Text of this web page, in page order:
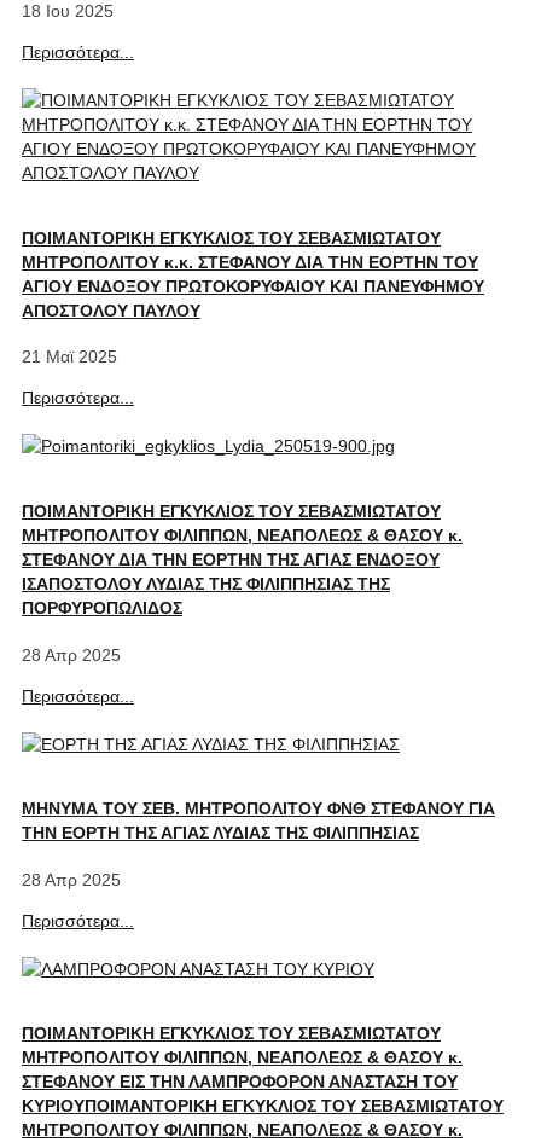
18 Ιου 2025
Περισσότερα...
ΠΟΙΜΑΝΤΟΡΙΚΗ ΕΓΚΥΚΛΙΟΣ ΤΟΥ ΣΕΒΑΣΜΙΩΤΑΤΟΥ
ΜΗΤΡΟΠΟΛΙΤΟΥ κ.κ. ΣΤΕΦΑΝΟΥ ΔΙΑ ΤΗΝ ΕΟΡΤΗΝ ΤΟΥ
ΑΓΙΟΥ ΕΝΔΟΞΟΥ ΠΡΩΤΟΚΟΡΥΦΑΙΟΥ ΚΑΙ ΠΑΝΕΥΦΗΜΟΥ
ΑΠΟΣΤΟΛΟΥ ΠΑΥΛΟΥ
21 Μαϊ 2025
Περισσότερα...
ΠΟΙΜΑΝΤΟΡΙΚΗ ΕΓΚΥΚΛΙΟΣ ΤΟΥ ΣΕΒΑΣΜΙΩΤΑΤΟΥ
ΜΗΤΡΟΠΟΛΙΤΟΥ ΦΙΛΙΠΠΩΝ, ΝΕΑΠΟΛΕΩΣ & ΘΑΣΟΥ κ.
ΣΤΕΦΑΝΟΥ ΔΙΑ ΤΗΝ ΕΟΡΤΗΝ ΤΗΣ ΑΓΙΑΣ ΕΝΔΟΞΟΥ
ΙΣΑΠΟΣΤΟΛΟΥ ΛΥΔΙΑΣ ΤΗΣ ΦΙΛΙΠΠΗΣΙΑΣ ΤΗΣ
ΠΟΡΦΥΡΟΠΩΛΙΔΟΣ
28 Απρ 2025
Περισσότερα...
ΜΗΝΥΜΑ ΤΟΥ ΣΕΒ. ΜΗΤΡΟΠΟΛΙΤΟΥ ΦΝΘ ΣΤΕΦΑΝΟΥ ΓΙΑ
ΤΗΝ ΕΟΡΤΗ ΤΗΣ ΑΓΙΑΣ ΛΥΔΙΑΣ ΤΗΣ ΦΙΛΙΠΠΗΣΙΑΣ
28 Απρ 2025
Περισσότερα...
ΠΟΙΜΑΝΤΟΡΙΚΗ ΕΓΚΥΚΛΙΟΣ ΤΟΥ ΣΕΒΑΣΜΙΩΤΑΤΟΥ
ΜΗΤΡΟΠΟΛΙΤΟΥ ΦΙΛΙΠΠΩΝ, ΝΕΑΠΟΛΕΩΣ & ΘΑΣΟΥ κ.
ΣΤΕΦΑΝΟΥ ΕΙΣ ΤΗΝ ΛΑΜΠΡΟΦΟΡΟΝ ΑΝΑΣΤΑΣΗ ΤΟΥ
ΚΥΡΙΟΥΠΟΙΜΑΝΤΟΡΙΚΗ ΕΓΚΥΚΛΙΟΣ ΤΟΥ ΣΕΒΑΣΜΙΩΤΑΤΟΥ
ΜΗΤΡΟΠΟΛΙΤΟΥ ΦΙΛΙΠΠΩΝ, ΝΕΑΠΟΛΕΩΣ & ΘΑΣΟΥ κ.